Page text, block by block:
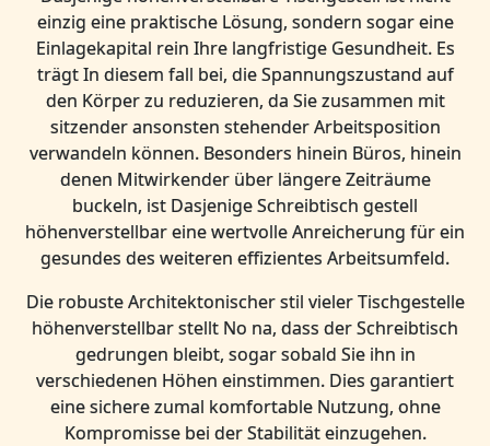
einzig eine praktische Lösung, sondern sogar eine
Einlagekapital rein Ihre langfristige Gesundheit. Es
trägt In diesem fall bei, die Spannungszustand auf
den Körper zu reduzieren, da Sie zusammen mit
sitzender ansonsten stehender Arbeitsposition
verwandeln können. Besonders hinein Büros, hinein
denen Mitwirkender über längere Zeiträume
buckeln, ist Dasjenige Schreibtisch gestell
höhenverstellbar eine wertvolle Anreicherung für ein
gesundes des weiteren effizientes Arbeitsumfeld.
Die robuste Architektonischer stil vieler Tischgestelle
höhenverstellbar stellt No na, dass der Schreibtisch
gedrungen bleibt, sogar sobald Sie ihn in
verschiedenen Höhen einstimmen. Dies garantiert
eine sichere zumal komfortable Nutzung, ohne
Kompromisse bei der Stabilität einzugehen.